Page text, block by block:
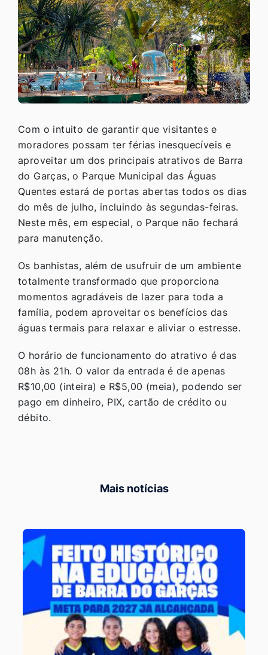
Com o intuito de garantir que visitantes e
moradores possam ter férias inesquecíveis e
aproveitar um dos principais atrativos de Barra
do Garças, o Parque Municipal das Águas
Quentes estará de portas abertas todos os dias
do mês de julho, incluindo às segundas-feiras.
Neste mês, em especial, o Parque não fechará
para manutenção.
Os banhistas, além de usufruir de um ambiente
totalmente transformado que proporciona
momentos agradáveis de lazer para toda a
família, podem aproveitar os benefícios das
águas termais para relaxar e aliviar o estresse.
O horário de funcionamento do atrativo é das
08h às 21h. O valor da entrada é de apenas
R$10,00 (inteira) e R$5,00 (meia), podendo ser
pago em dinheiro, PIX, cartão de crédito ou
débito.
Mais notícias